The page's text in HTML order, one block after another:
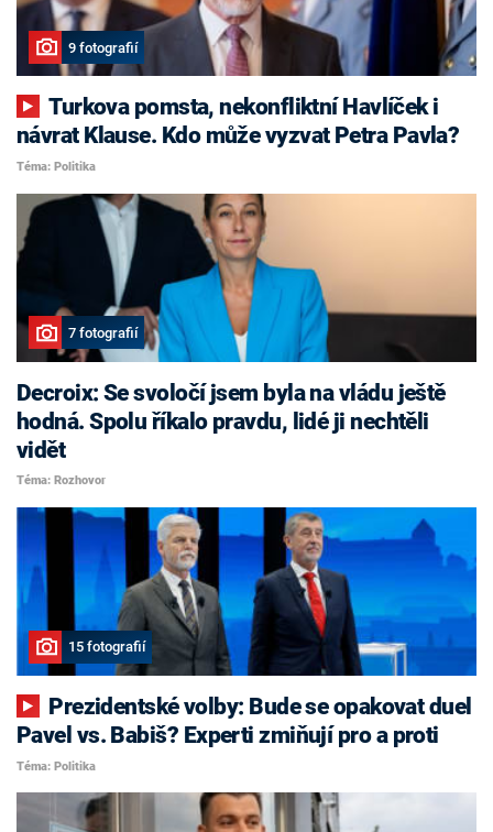
9 fotografií
Turkova pomsta, nekonfliktní Havlíček i
návrat Klause. Kdo může vyzvat Petra Pavla?
Téma: Politika
7 fotografií
Decroix: Se svoločí jsem byla na vládu ještě
hodná. Spolu říkalo pravdu, lidé ji nechtěli
vidět
Téma: Rozhovor
15 fotografií
Pavel vs. Babiš? Experti zmiňují pro a proti
Téma: Politika